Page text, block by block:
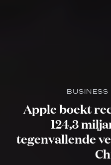
BUSINESS
Apple boekt
124,3
tegenvallende